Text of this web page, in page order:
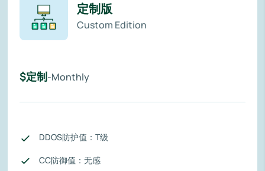
定制版
Custom Edition
$定制 -Monthly
DDOS防护值：T级
CC防御值：无感